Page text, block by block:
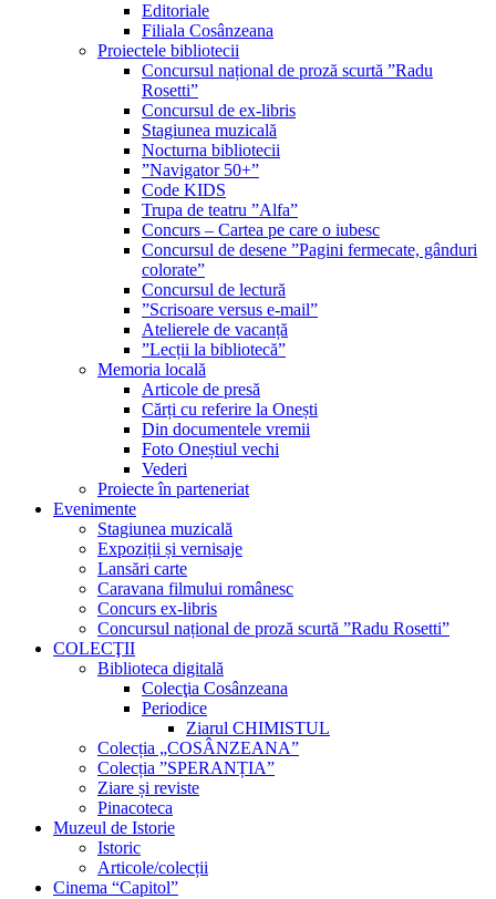
Editoriale
Filiala Cosânzeana
Proiectele bibliotecii
Concursul național de proză scurtă ”Radu
Rosetti”
Concursul de ex-libris
Stagiunea muzicală
Nocturna bibliotecii
”Navigator 50+”
Code KIDS
Trupa de teatru ”Alfa”
Concurs – Cartea pe care o iubesc
Concursul de desene ”Pagini fermecate, gânduri
colorate”
Concursul de lectură
”Scrisoare versus e-mail”
Atelierele de vacanță
”Lecții la bibliotecă”
Memoria locală
Articole de presă
Cărți cu referire la Onești
Din documentele vremii
Foto Oneștiul vechi
Vederi
Proiecte în parteneriat
Evenimente
Stagiunea muzicală
Expoziții și vernisaje
Lansări carte
Caravana filmului românesc
Concurs ex-libris
Concursul național de proză scurtă ”Radu Rosetti”
COLECŢII
Biblioteca digitală
Colecţia Cosânzeana
Periodice
Ziarul CHIMISTUL
Colecția „COSÂNZEANA”
Colecția ”SPERANȚIA”
Ziare și reviste
Pinacoteca
Muzeul de Istorie
Istoric
Articole/colecții
Cinema “Capitol”